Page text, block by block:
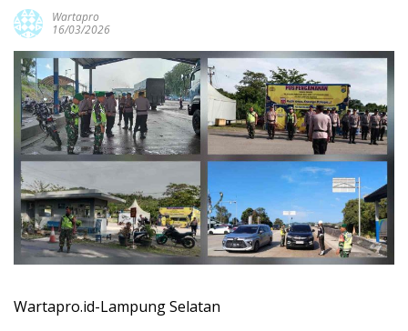
Wartapro
16/03/2026
Wartapro.id-Lampung Selatan